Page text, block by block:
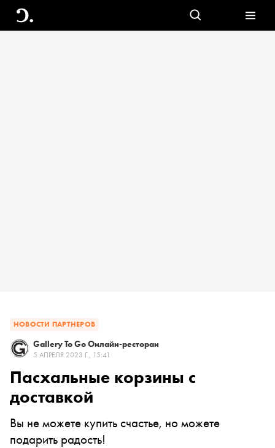
НОВОСТИ ПАРТНЕРОВ
Gallery To Go Онлайн-ресторан
5 АПРЕЛЯ 2023 Г., 15:41
Пасхальные корзины с
доставкой
Вы не можете купить счастье, но можете
подарить радость!